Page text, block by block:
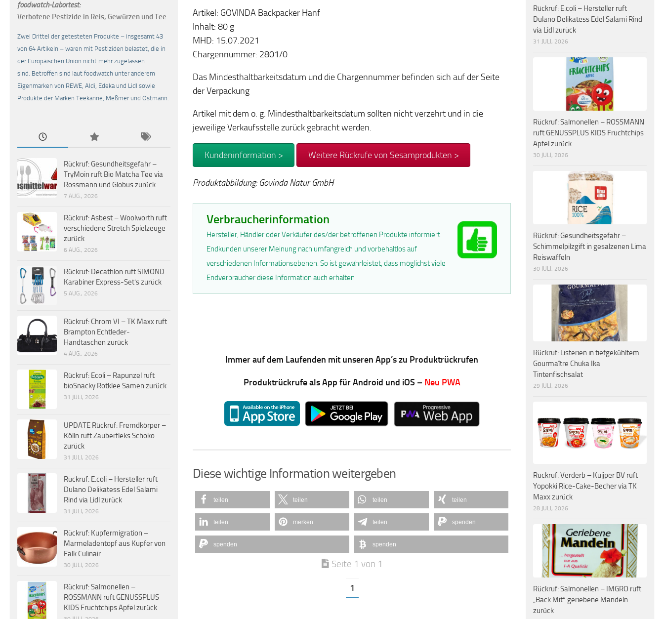
Artikel: GOVINDA Backpacker Hanf
Inhalt: 80 g
MHD: 15.07.2021
Chargennummer: 2801/0
Das Mindesthaltbarkeitsdatum und die Chargennummer befinden sich auf der Seite
der Verpackung
Artikel mit dem o. g. Mindesthaltbarkeitsdatum sollten nicht verzehrt und in die
jeweilige Verkaufsstelle zurück gebracht werden.
Kundeninformation > Weitere Rückrufe von Sesamprodukten >
Produktabbildung: Govinda Natur GmbH
Verbraucherinformation
Hersteller, Händler oder Verkäufer des/der betroffenen Produkte informiert
Endkunden unserer Meinung nach umfangreich und vorbehaltlos auf
verschiedenen Informationsebenen. So ist gewährleistet, dass möglichst viele
Endverbraucher diese Information auch erhalten
Immer auf dem Laufenden mit unseren App’s zu Produktrückrufen
Produktrückrufe als App für Android und iOS – Neu PWA
Diese wichtige Information weitergeben
teilen teilen teilen teilen
teilen merken teilen spenden
spenden spenden
Seite 1 von 1
1
foodwatch-Labortest:
Verbotene Pestizide in Reis, Gewürzen und Tee
Zwei Drittel der getesteten Produkte – insgesamt 43
von 64 Artikeln – waren mit Pestiziden belastet, die in
der Europäischen Union nicht mehr zugelassen
sind. Betroffen sind laut foodwatch unter anderem
Eigenmarken von REWE, Aldi, Edeka und Lidl sowie
Produkte der Marken Teekanne, Meßmer und Ostmann.
Rückruf: Gesundheitsgefahr –
TryMoin ruft Bio Matcha Tee via
Rossmann und Globus zurück
7 AUG., 2026
Rückruf: Asbest – Woolworth ruft
verschiedene Stretch Spielzeuge
zurück
6 AUG., 2026
Rückruf: Decathlon ruft SIMOND
Karabiner Express-Set’s zurück
5 AUG., 2026
Rückruf: Chrom VI – TK Maxx ruft
Brampton Echtleder-
Handtaschen zurück
4 AUG., 2026
Rückruf: Ecoli – Rapunzel ruft
bioSnacky Rotklee Samen zurück
31 JULI, 2026
UPDATE Rückruf: Fremdkörper –
Kölln ruft Zauberfleks Schoko
zurück
31 JULI, 2026
Rückruf: E.coli – Hersteller ruft
Dulano Delikatess Edel Salami
Rind via Lidl zurück
31 JULI, 2026
Rückruf: Kupfermigration –
Marmeladentopf aus Kupfer von
Falk Culinair
30 JULI, 2026
Rückruf: Salmonellen –
ROSSMANN ruft GENUSSPLUS
KIDS Fruchtchips Apfel zurück
Rückruf: E.coli – Hersteller ruft
Dulano Delikatess Edel Salami Rind
via Lidl zurück
31 JULI, 2026
Rückruf: Salmonellen – ROSSMANN
ruft GENUSSPLUS KIDS Fruchtchips
Apfel zurück
30 JULI, 2026
Rückruf: Gesundheitsgefahr –
Schimmelpilzgift in gesalzenen Lima
Reiswaffeln
30 JULI, 2026
Rückruf: Listerien in tiefgekühltem
Gourmaître Chuka Ika
Tintenfischsalat
29 JULI, 2026
Rückruf: Verderb – Kuijper BV ruft
Yopokki Rice-Cake-Becher via TK
Maxx zurück
28 JULI, 2026
Rückruf: Salmonellen – IMGRO ruft
„Back Mit“ geriebene Mandeln
zurück